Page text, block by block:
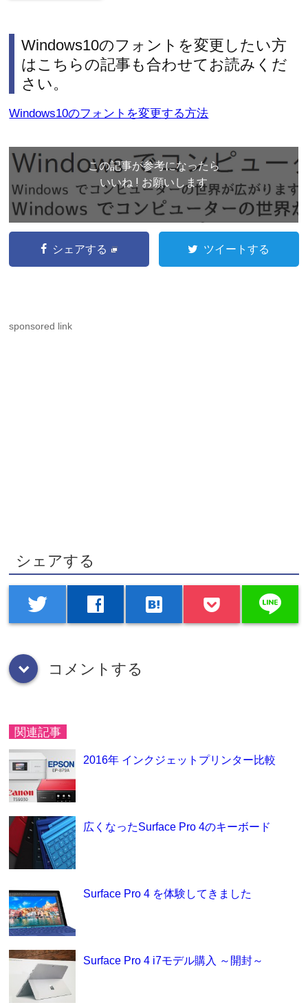
Windows10のフォントを変更したい方
はこちらの記事も合わせてお読みくだ
さい。
Windows10のフォントを変更する方法
この記事が参考になったら
いいね ! お願いします
シェアする ツイートする
sponsored link
シェアする
twitter facebook hatenabookmark line
down コメントする
関連記事
2016年 インクジェットプリンター比較
広くなったSurface Pro 4のキーボード
Surface Pro 4 を体験してきました
Surface Pro 4 i7モデル購入 ～開封～